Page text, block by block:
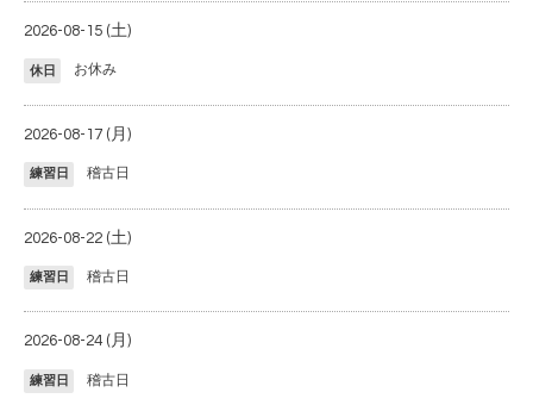
2026-08-15 (土)
休日 お休み
2026-08-17 (月)
練習日 稽古日
2026-08-22 (土)
練習日 稽古日
2026-08-24 (月)
練習日 稽古日